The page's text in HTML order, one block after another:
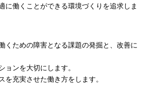
に働くことができる環境づくりを追求しま
くための障害となる課題の発掘と、改善に
ョンを大切にします。
を充実させた働き方をします。